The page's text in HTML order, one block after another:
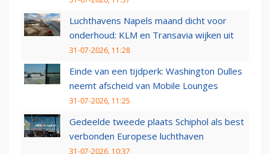
Luchthavens Napels maand dicht voor
onderhoud: KLM en Transavia wijken uit
31-07-2026, 11:28
Einde van een tijdperk: Washington Dulles
neemt afscheid van Mobile Lounges
31-07-2026, 11:25
Gedeelde tweede plaats Schiphol als best
verbonden Europese luchthaven
31-07-2026, 10:37